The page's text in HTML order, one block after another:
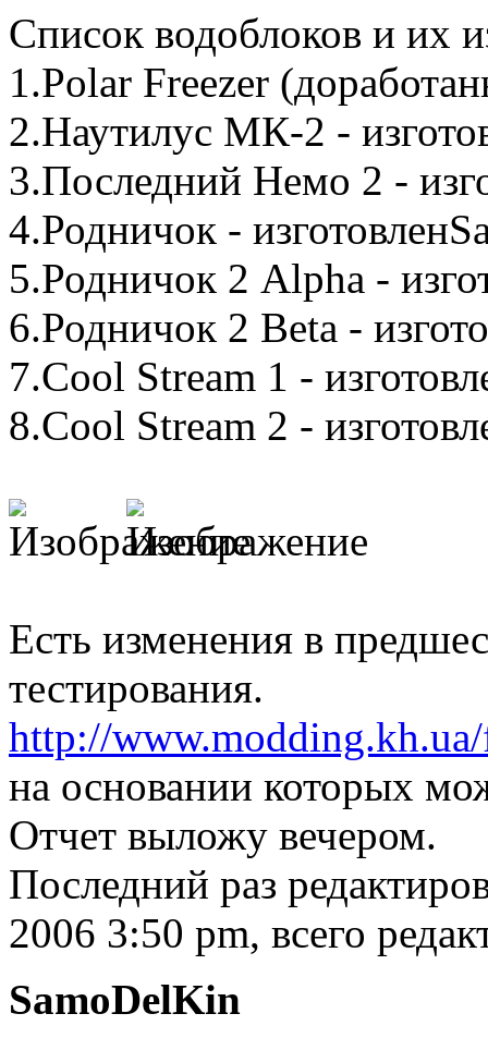
Список водоблоков и их
1.Polar Freezer
2.Наутилус МК-2 -
3.Последний Немо 2 -
4.Родничок -
5.Родничок 2 Alpha -
6.Родничок 2 Beta -
7.Cool Stream 1 -
8.Cool Stream 2 -
Есть изменения в
тестирования.
http://
на основании которых
Отчет выложу вечером.
Последний раз
2006 3:50 pm, всего
SamoDelKin